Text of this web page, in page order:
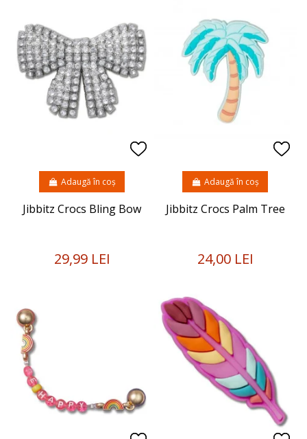
Jibbitz Crocs Bling Bow
29,99 LEI
Adaugă în coș
Jibbitz Crocs Palm Tree
24,00 LEI
Adaugă în coș